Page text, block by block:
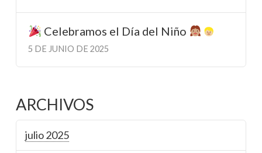
Celebramos el Día del Niño
5 DE JUNIO DE 2025
ARCHIVOS
julio 2025